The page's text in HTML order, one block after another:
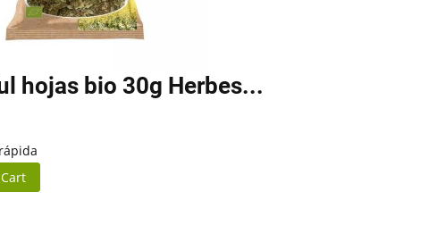
hojas bio 30g Herbes...